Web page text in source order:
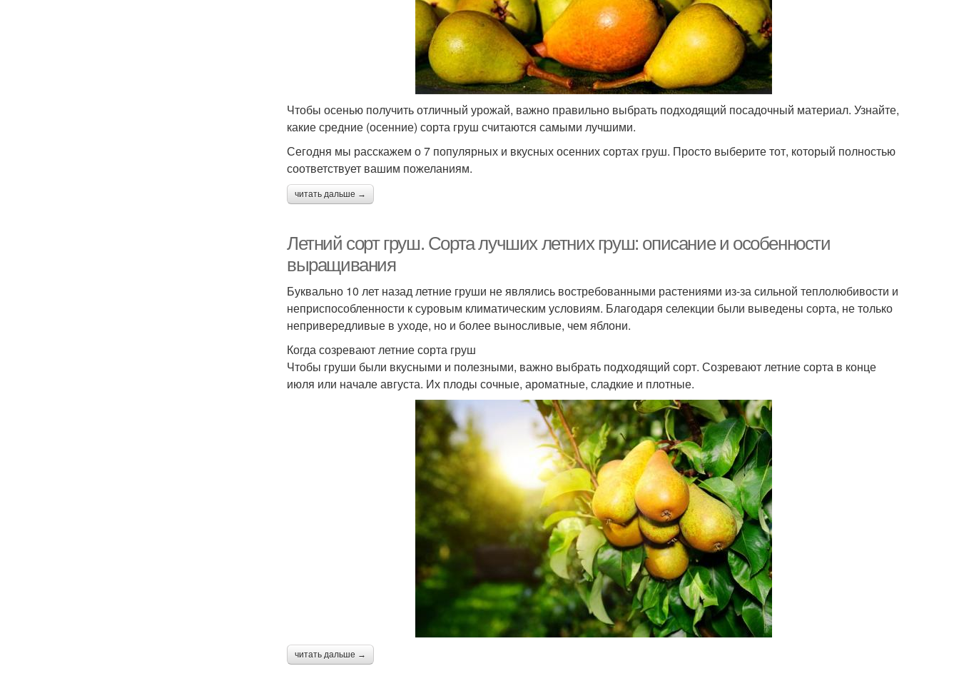
Чтобы осенью получить отличный урожай, важно правильно выбрать подходящий посадочный материал. Узнайте,
какие средние (осенние) сорта груш считаются самыми лучшими.
Сегодня мы расскажем о 7 популярных и вкусных осенних сортах груш. Просто выберите тот, который полностью
соответствует вашим пожеланиям.
читать дальше →
Летний сорт груш. Сорта лучших летних груш: описание и особенности
выращивания
Буквально 10 лет назад летние груши не являлись востребованными растениями из-за сильной теплолюбивости и
неприспособленности к суровым климатическим условиям. Благодаря селекции были выведены сорта, не только
непривередливые в уходе, но и более выносливые, чем яблони.
Когда созревают летние сорта груш
Чтобы груши были вкусными и полезными, важно выбрать подходящий сорт. Созревают летние сорта в конце
июля или начале августа. Их плоды сочные, ароматные, сладкие и плотные.
читать дальше →